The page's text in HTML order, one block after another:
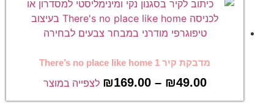
מדבקת קיר There’s no place like home 1
₪49.00
–
₪169.00 לצפייה במוצר